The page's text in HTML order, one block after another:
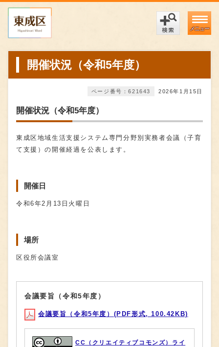
メニュー
開催状況（令和5年度）
2026年1月15日
ページ番号：621643
開催状況（令和5年度）
東成区地域生活支援システム専門分野別実務者会議（子育
て支援）の開催経過を公表します。
開催日
令和6年2月13日火曜日
場所
区役所会議室
会議要旨（令和5年度）
会議要旨（令和5年度）(PDF形式, 100.42KB)
CC（クリエイティブコモンズ）ライ